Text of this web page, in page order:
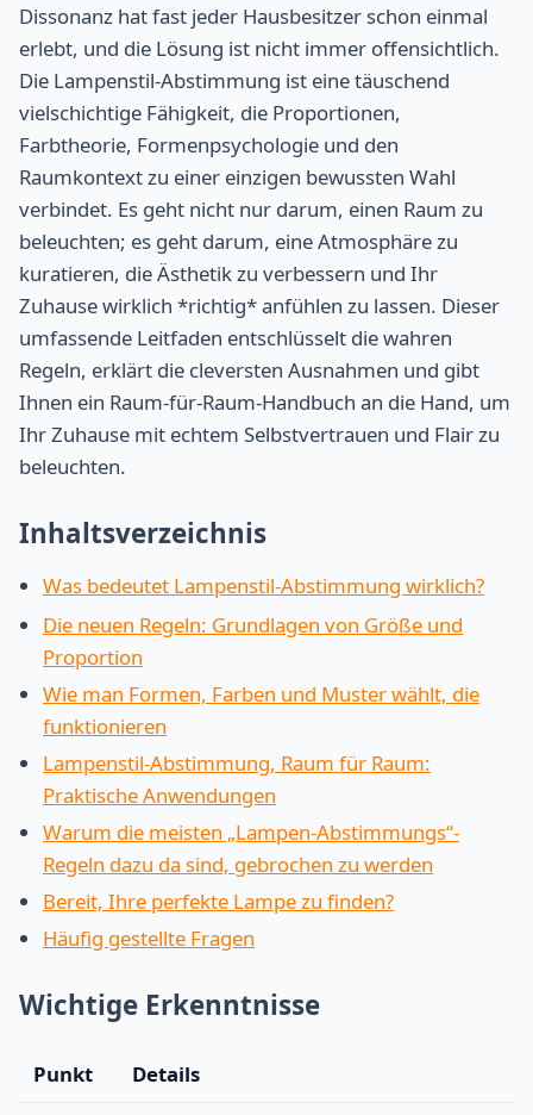
Dissonanz hat fast jeder Hausbesitzer schon einmal
erlebt, und die Lösung ist nicht immer offensichtlich.
Die Lampenstil-Abstimmung ist eine täuschend
vielschichtige Fähigkeit, die Proportionen,
Farbtheorie, Formenpsychologie und den
Raumkontext zu einer einzigen bewussten Wahl
verbindet. Es geht nicht nur darum, einen Raum zu
beleuchten; es geht darum, eine Atmosphäre zu
kuratieren, die Ästhetik zu verbessern und Ihr
Zuhause wirklich *richtig* anfühlen zu lassen. Dieser
umfassende Leitfaden entschlüsselt die wahren
Regeln, erklärt die cleversten Ausnahmen und gibt
Ihnen ein Raum-für-Raum-Handbuch an die Hand, um
Ihr Zuhause mit echtem Selbstvertrauen und Flair zu
beleuchten.
Inhaltsverzeichnis
Was bedeutet Lampenstil-Abstimmung wirklich?
Die neuen Regeln: Grundlagen von Größe und
Proportion
Wie man Formen, Farben und Muster wählt, die
funktionieren
Lampenstil-Abstimmung, Raum für Raum:
Praktische Anwendungen
Warum die meisten „Lampen-Abstimmungs“-
Regeln dazu da sind, gebrochen zu werden
Bereit, Ihre perfekte Lampe zu finden?
Häufig gestellte Fragen
Wichtige Erkenntnisse
Punkt Details